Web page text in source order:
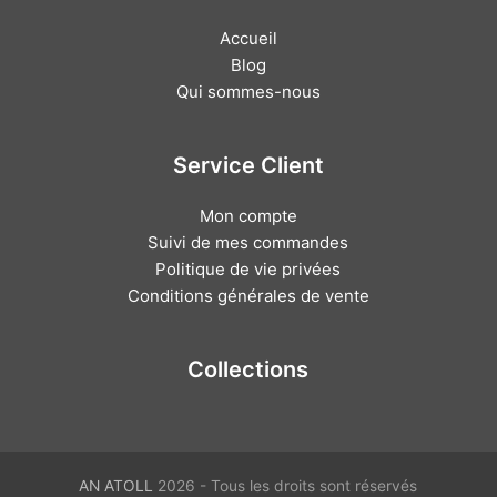
Accueil
Blog
Qui sommes-nous
Service Client
Mon compte
Suivi de mes commandes
Politique de vie privées
Conditions générales de vente
Collections
AN ATOLL 2026 - Tous les droits sont réservés